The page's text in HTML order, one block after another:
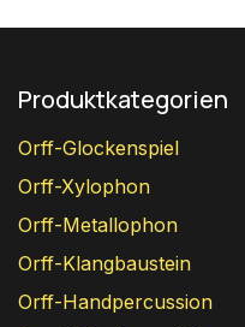
Produktkategorien
Orff-Glockenspiel
Orff-Xylophon
Orff-Metallophon
Orff-Klangbaustein
Orff-Handpercussion